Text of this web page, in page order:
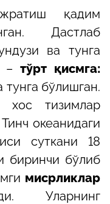
қадим
Дастлаб
ва тунга
– тўрт қисмга:
бўлишган.
хос тизимлар
океанидаги
суткани 18
биринчи бўлиб
мисрликлар
Уларнинг